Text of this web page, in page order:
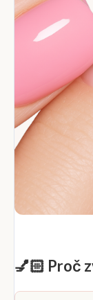
💅🏻 Proč